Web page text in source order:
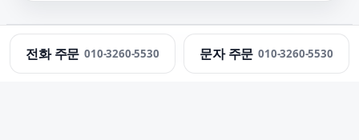
정직한화환 · 근조화환 당일 배송 · 문의:010-3260-5530
전화 주문 010-3260-5530 문자 주문 010-3260-5530